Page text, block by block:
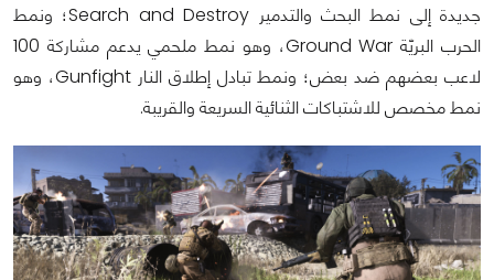
جديدة إلى نمط البحث والتدمير Search and Destroy؛ ونمط
الحرب البريّة Ground War، وهو نمط ملحمي يدعم مشاركة 100
لاعب بعضهم ضد بعض؛ ونمط تبادل إطلاق النار Gunfight، وهو
نمط مخصص للاشتباكات الثنائية السريعة والقريبة.